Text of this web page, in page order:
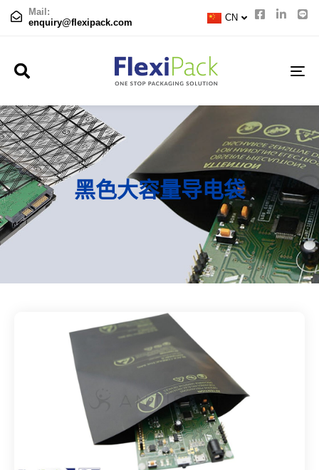
Mail:
enquiry@flexipack.com CN
JP
黑色大容量导电袋